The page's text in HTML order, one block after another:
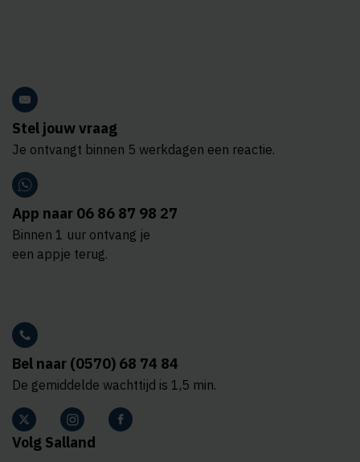
Stel jouw vraag
Je ontvangt binnen 5 werkdagen een reactie.
App naar 06 86 87 98 27
Binnen 1 uur ontvang je
een appje terug.
Bel naar (0570) 68 74 84
De gemiddelde wachttijd is 1,5 min.
Volg Salland